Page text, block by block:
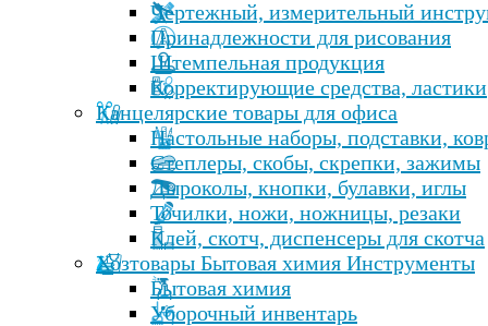
Чертежный, измерительный
Принадлежности для рисования
Штемпельная продукция
Корректирующие средства, ластики
Канцелярские товары для офиса
Настольные наборы, подставки,
Степлеры, скобы, скрепки, зажимы
Дыроколы, кнопки, булавки, иглы
Точилки, ножи, ножницы, резаки
Клей, скотч, диспенсеры для скотча
Хозтовары Бытовая химия Инструменты
Бытовая химия
Уборочный инвентарь